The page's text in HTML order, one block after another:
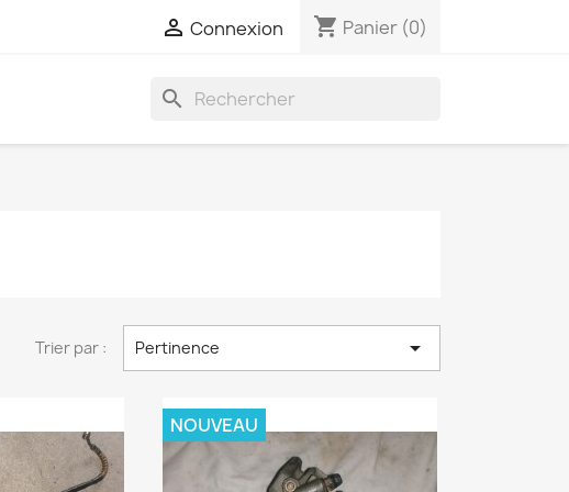
 Connexion shopping_cart Panier (0)
search
Trier par : Pertinence 
NOUVEAU